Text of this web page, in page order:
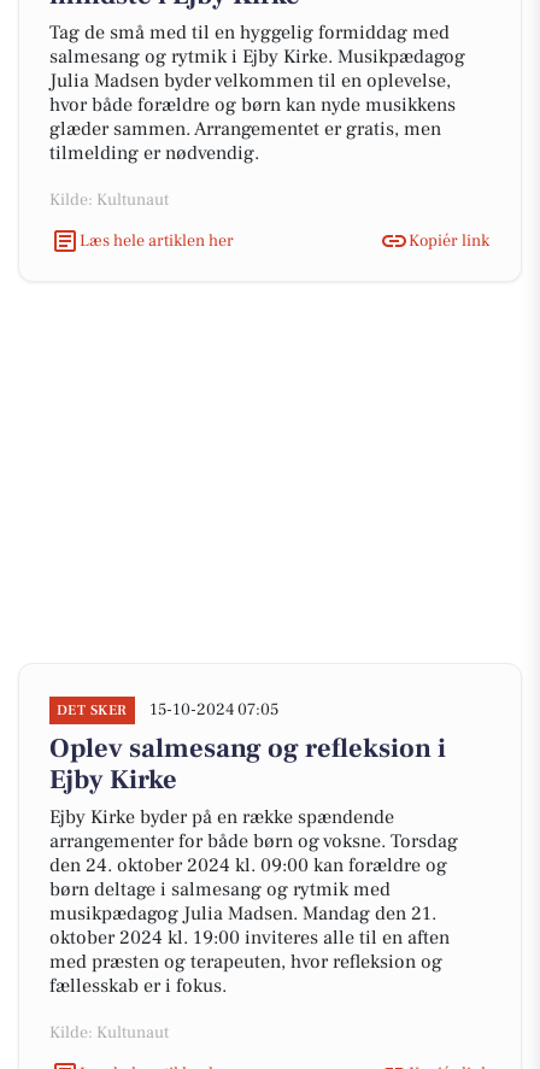
Tag de små med til en hyggelig formiddag med
salmesang og rytmik i Ejby Kirke. Musikpædagog
Julia Madsen byder velkommen til en oplevelse,
hvor både forældre og børn kan nyde musikkens
glæder sammen. Arrangementet er gratis, men
tilmelding er nødvendig.
Kilde: Kultunaut
Læs hele artiklen her
Kopiér link
DET SKER 15-10-2024 07:05
Oplev salmesang og refleksion i
Ejby Kirke
Ejby Kirke byder på en række spændende
arrangementer for både børn og voksne. Torsdag
den 24. oktober 2024 kl. 09:00 kan forældre og
børn deltage i salmesang og rytmik med
musikpædagog Julia Madsen. Mandag den 21.
oktober 2024 kl. 19:00 inviteres alle til en aften
med præsten og terapeuten, hvor refleksion og
fællesskab er i fokus.
Kilde: Kultunaut